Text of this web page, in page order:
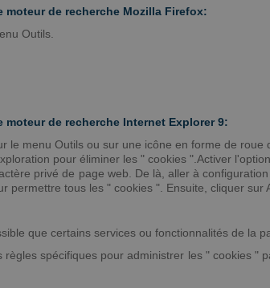
de recherche Mozilla Firefox:
Outils.
de recherche Internet Explorer 9:
menu Outils ou sur une icône en forme de roue
pour éliminer les " cookies ".Activer
privé de page web. De là, aller à
tous les " cookies ". Ensuite, cliquer sur
que certains services ou fonctionnalités de la
spécifiques pour administrer les " cookies "